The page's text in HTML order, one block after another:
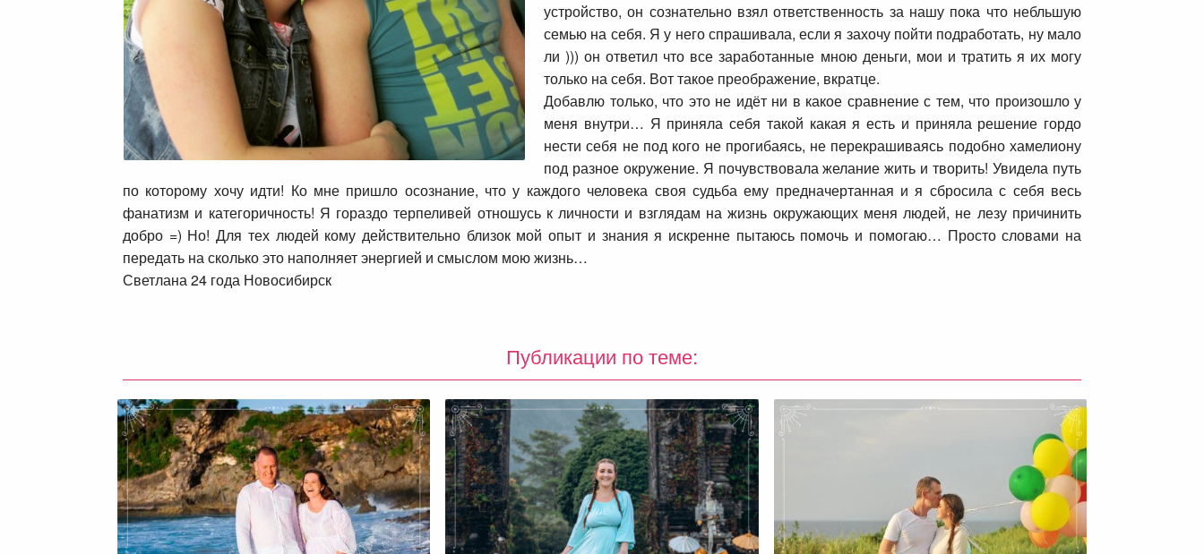
устройство, он сознательно взял ответственность за нашу пока что небльшую
семью на себя. Я у него спрашивала, если я захочу пойти подработать, ну мало
ли ))) он ответил что все заработанные мною деньги, мои и тратить я их могу
только на себя. Вот такое преображение, вкратце.
Добавлю только, что это не идёт ни в какое сравнение с тем, что произошло у
меня внутри… Я приняла себя такой какая я есть и приняла решение гордо
нести себя не под кого не прогибаясь, не перекрашиваясь подобно хамелиону
под разное окружение. Я почувствовала желание жить и творить! Увидела путь
по которому хочу идти! Ко мне пришло осознание, что у каждого человека своя судьба ему предначертанная и я сбросила с себя весь
фанатизм и категоричность! Я гораздо терпеливей отношусь к личности и взглядам на жизнь окружающих меня людей, не лезу причинить
добро =) Но! Для тех людей кому действительно близок мой опыт и знания я искренне пытаюсь помочь и помогаю… Просто словами на
передать на сколько это наполняет энергией и смыслом мою жизнь…
Светлана 24 года Новосибирск
Публикации по теме: